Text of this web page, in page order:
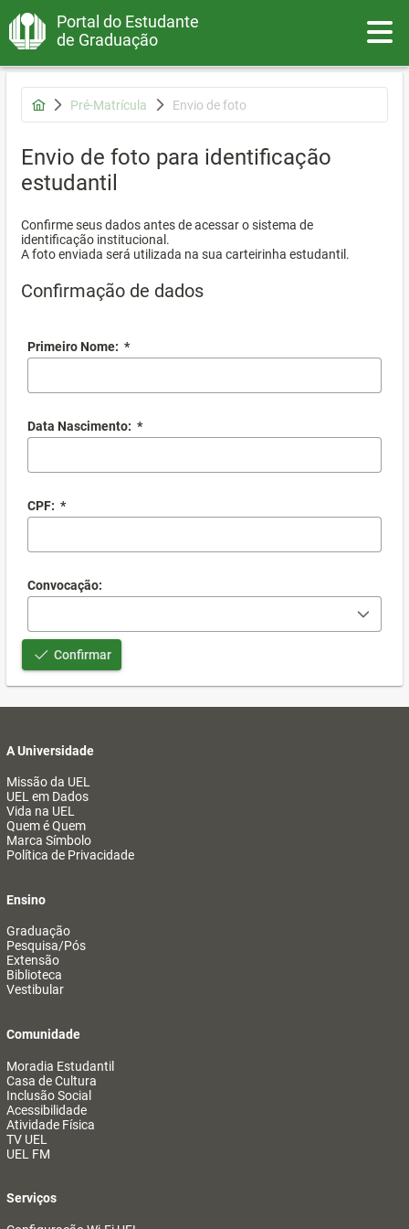
Portal do Estudante
de Graduação
Pré-Matrícula Envio de foto
Envio de foto para identificação
estudantil
Confirme seus dados antes de acessar o sistema de
identificação institucional.
A foto enviada será utilizada na sua carteirinha estudantil.
Confirmação de dados
Primeiro Nome: *
Data Nascimento: *
CPF: *
Convocação:
Confirmar
A Universidade
Missão da UEL
UEL em Dados
Vida na UEL
Quem é Quem
Marca Símbolo
Política de Privacidade
Ensino
Graduação
Pesquisa/Pós
Extensão
Biblioteca
Vestibular
Comunidade
Moradia Estudantil
Casa de Cultura
Inclusão Social
Acessibilidade
Atividade Física
TV UEL
UEL FM
Serviços